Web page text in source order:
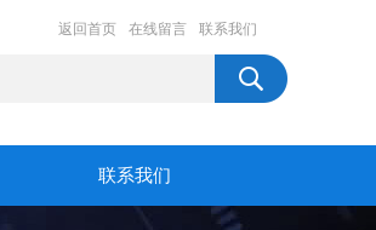
返回首页 在线留言 联系我们
联系我们